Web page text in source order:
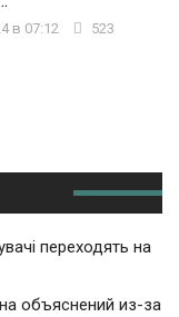
в 07:12 523
переходять на
объяснений из-за